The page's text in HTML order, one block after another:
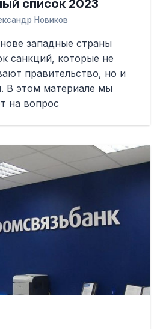
список 2023
Новиков
западные страны
санкций, которые не
правительство, но и
В этом материале мы
на вопрос